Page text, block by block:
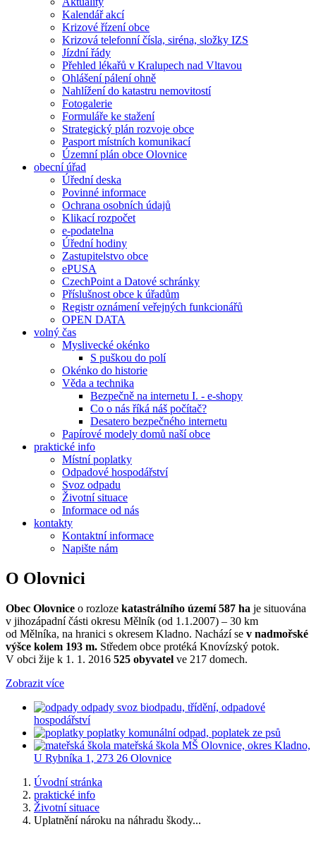
Kalendář akcí
Krizové řízení obce
Krizová telefonní čísla, siréna, složky IZS
Jízdní řády
Přehled lékařů v Kralupech nad Vltavou
Ohlášení pálení ohně
Nahlížení do katastru nemovitostí
Fotogalerie
Formuláře ke stažení
Strategický plán rozvoje obce
Pasport místních komunikací
Územní plán obce Olovnice
obecní úřad
Úřední deska
Povinné informace
Ochrana osobních údajů
Klikací rozpočet
e-podatelna
Úřední hodiny
Zastupitelstvo obce
ePUSA
CzechPoint a Datové schránky
Příslušnost obce k úřadům
Registr oznámení veřejných funkcionářů
OPEN DATA
volný čas
Myslivecké okénko
S puškou do polí
Okénko do historie
Věda a technika
Bezpečně na internetu I. - e-shopy
Co o nás říká náš počítač?
Desatero bezpečného internetu
Papírové modely domů naší obce
praktické info
Místní poplatky
Odpadové hospodářství
Svoz odpadu
Životní situace
Informace od nás
kontakty
Kontaktní informace
Napište nám
O Olovnici
Obec Olovnice o rozloze katastrálního území 587 ha je situována
v jihozápadní části okresu Mělník (od 1.1.2007) – 30 km
od Mělníka, na hranici s okresem Kladno. Nachází se v nadmořské
výšce kolem 193 m. Středem obce protéká Knovízský potok.
V obci žije k 1. 1. 2016 525 obyvatel ve 217 domech.
Zobrazit více
odpady svoz biodpadu, třídění, odpadové
hospodářství
poplatky komunální odpad, poplatek ze psů
mateřská škola MŠ Olovnice, okres Kladno,
U Rybníka 1, 273 26 Olovnice
Úvodní stránka
praktické info
Životní situace
Uplatnění nároku na náhradu škody...